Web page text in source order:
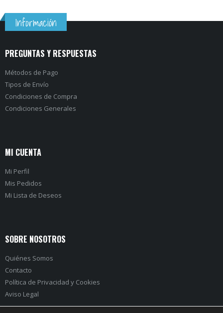
Información
PREGUNTAS Y RESPUESTAS
Métodos de Pago
Tipos de Envío
Condiciones de Compra
Condiciones Generales
MI CUENTA
Mi Perfil
Mis Pedidos
Mi Lista de Deseos
SOBRE NOSOTROS
Quiénes Somos
Contacto
Política de Privacidad y Cookies
Aviso Legal